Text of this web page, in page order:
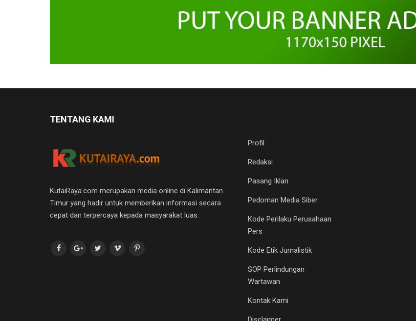
TENTANG KAMI
KutaiRaya.com merupakan media online di Kalimantan
Timur yang hadir untuk memberikan informasi secara
cepat dan terpercaya kepada masyarakat luas.
Profil
Redaksi
Pasang Iklan
Pedoman Media Siber
Kode Perilaku Perusahaan
Pers
Kode Etik Jurnalistik
SOP Perlindungan
Wartawan
Kontak Kami